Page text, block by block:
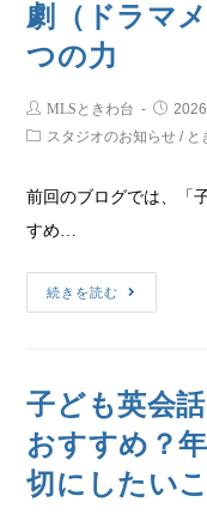
劇（ドラマ
つの力
MLSときわ台
スタジオのお知らせ / と
前回のブログでは、「
すめ…
続きを読む
子ども英会
おすすめ？
切にしたい